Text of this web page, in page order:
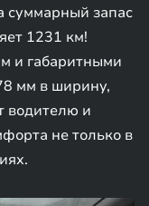
суммарный запас
1231 км!
и габаритными
мм в ширину,
водителю и
не только в